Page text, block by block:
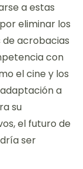
a estas
eliminar los
acrobacias
con
el cine y los
adaptación a
su
el futuro de
ser